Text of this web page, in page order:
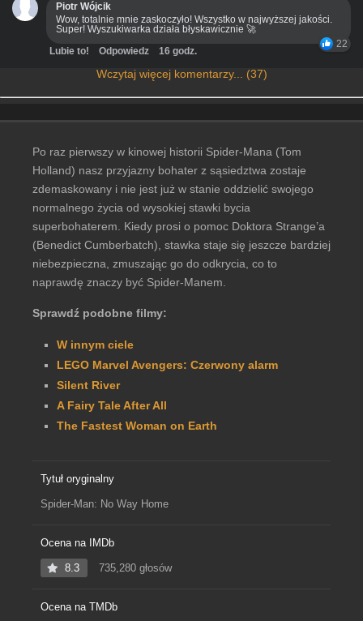
Piotr Wójcik
Wow, totalnie mnie zaskoczyło! Wszystko w najwyższej jakości.
Super! Wyszukiwarka działa błyskawicznie 🚀
22
Lubie to! Odpowiedz 16 godz.
Wczytaj więcej komentarzy... (37)
Po raz pierwszy w kinowej historii Spider-Mana (Tom
Holland) nasz przyjazny bohater z sąsiedztwa zostaje
zdemaskowany i nie jest już w stanie oddzielić swojego
normalnego życia od wysokiej stawki bycia
superbohaterem. Kiedy prosi o pomoc Doktora Strange’a
(Benedict Cumberbatch), stawka staje się jeszcze bardziej
niebezpieczna, zmuszając go do odkrycia, co to
naprawdę znaczy być Spider-Manem.
Sprawdź podobne filmy:
W innym ciele
LEGO Marvel Avengers: Czerwony alarm
Silent River
A Fairy Tale After All
The Fastest Woman on Earth
Tytuł oryginalny
Spider-Man: No Way Home
Ocena na IMDb
8.3 735,280 głosów
Ocena na TMDb